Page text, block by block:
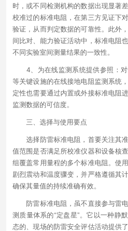
时，或不同检测机构的数据出现显著
校准过的标准电阻，在第三方见证下
验证，从而判定数据的可靠性。此外
间比对、能力验证活动中，标准电阻
不同实验室间测量结果的一致性。
4、为在线监测系统提供参照：对
等关键设施的在线接地电阻监测系统
定性也需要通过内置或外接标准电阻
监测数据的可信度。
三、选择与使用要点
选择防雷标准电阻，首要关注其准
值范围是否满足所校准仪器和设备核
组覆盖常用量程的多个标准电阻。使
剧烈震动和温度骤变，并严格遵循其
确保其量值的持续准确有效。
防雷标准电阻，虽不直接参与雷电
测质量体系的“定盘星”。它以一种静
态的、现场的防雷安全评估活动提供